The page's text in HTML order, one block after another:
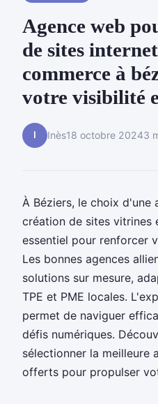
Agence web
de sites
commerce à
votre visibilité
I Inès18 octobre 20243
À Béziers, le choix d'une
création de sites vitrines
essentiel pour renforcer
Les bonnes agences
solutions sur mesure,
TPE et PME locales.
permet de naviguer
défis numériques.
sélectionner la meilleure
offerts pour propulser